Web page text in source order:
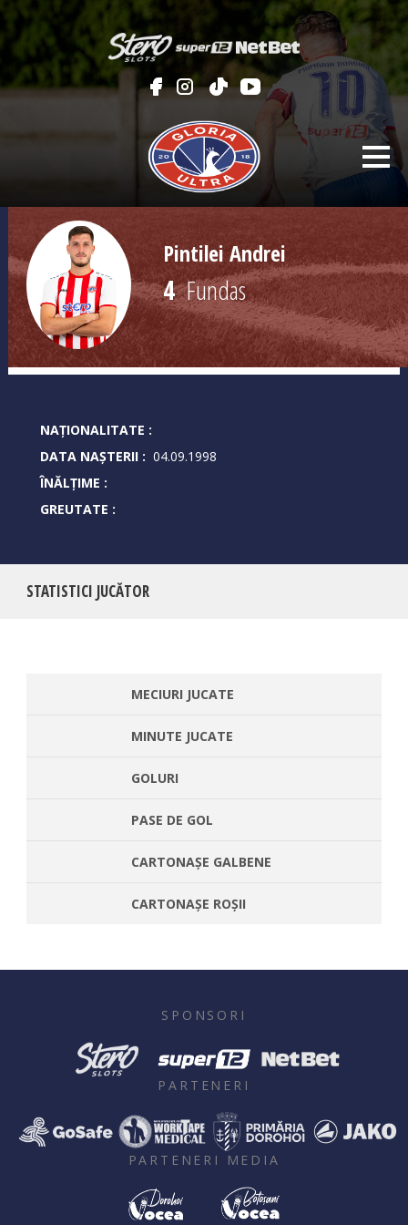
Pintilei Andrei
4 Fundas
NAȚIONALITATE :
DATA NAȘTERII : 04.09.1998
ÎNĂLȚIME :
GREUTATE :
STATISTICI JUCĂTOR
MECIURI JUCATE
MINUTE JUCATE
GOLURI
PASE DE GOL
CARTONAȘE GALBENE
CARTONAȘE ROȘII
SPONSORI
PARTENERI
PARTENERI MEDIA